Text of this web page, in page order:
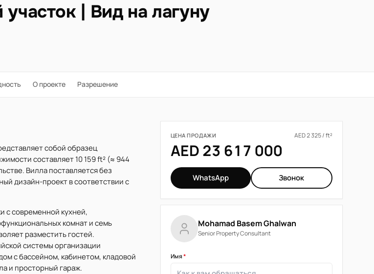
| Вид на лагуну
О проекте Разрешение
собой образец
составляет 10 159 ft² (≈ 944
Вилла поставляется без
дизайн-проект в соответствии с
с современной кухней,
комнат и семь
разместить гостей.
системы организации
с бассейном, кабинетом, кладовой
и просторный гараж.
ЦЕНА ПРОДАЖИ AED 2 325 / ft²
AED 23 617 000
WhatsApp Звонок
Mohamad Basem Ghalwan
Senior Property Consultant
Имя*